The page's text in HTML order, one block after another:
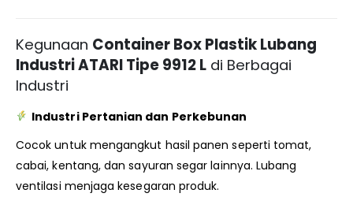
Kegunaan Container Box Plastik Lubang
Industri ATARI Tipe 9912 L di Berbagai
Industri
Industri Pertanian dan Perkebunan
Cocok untuk mengangkut hasil panen seperti tomat,
cabai, kentang, dan sayuran segar lainnya. Lubang
ventilasi menjaga kesegaran produk.